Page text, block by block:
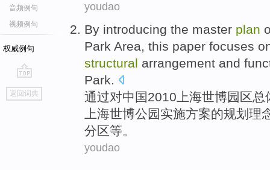
音频例句
视频例句
权威例句
go
top
返回词典
youdao
By introducing the master plan
Park Area, this paper focuses
structural arrangement and
Park.
通过对中国2010 上海世博园区总
上海世博公园实施方案的规划 理
分区等。
youdao